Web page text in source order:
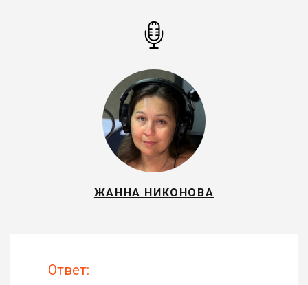
ЖАННА НИКОНОВА
Ответ: